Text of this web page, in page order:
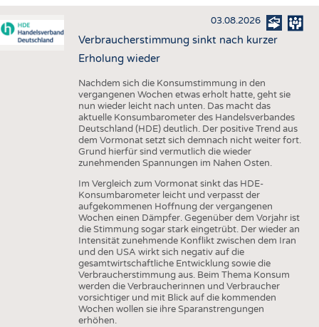
HAUS- UND HEIMTEXTILIEN
BEKLEIDUNG
AUSSCHREIBUNGEN
DTV AUSSCHREIBUNGSDIENST
STATISTICS
ADRESSEN & LINKS
PUBLIKATIONEN
TERMINE
BRANCHENTERMINE
03.08.2026
Verbraucherstimmung sinkt nach kurzer
Erholung wieder
Nachdem sich die Konsumstimmung in den
vergangenen Wochen etwas erholt hatte, geht sie
nun wieder leicht nach unten. Das macht das
aktuelle Konsumbarometer des Handelsverbandes
Deutschland (HDE) deutlich. Der positive Trend aus
dem Vormonat setzt sich demnach nicht weiter fort.
Grund hierfür sind vermutlich die wieder
zunehmenden Spannungen im Nahen Osten.
Im Vergleich zum Vormonat sinkt das HDE-
Konsumbarometer leicht und verpasst der
aufgekommenen Hoffnung der vergangenen
Wochen einen Dämpfer. Gegenüber dem Vorjahr ist
die Stimmung sogar stark eingetrübt. Der wieder an
Intensität zunehmende Konflikt zwischen dem Iran
und den USA wirkt sich negativ auf die
gesamtwirtschaftliche Entwicklung sowie die
Verbraucherstimmung aus. Beim Thema Konsum
werden die Verbraucherinnen und Verbraucher
vorsichtiger und mit Blick auf die kommenden
Wochen wollen sie ihre Sparanstrengungen
erhöhen.